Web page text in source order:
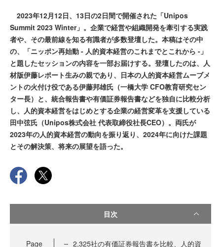
2023年12月12日、13日の2日間で開催された「Unipos
Summit 2023 Winter」。企業で経営や組織開発を牽引する実践
者や、その最前線を知る有識者が多数登壇した。本稿はその中
の、「ニッポン再始動 - 人的資本経営のこれまでとこれから -」
と題したセッションの内容を一部お届けする。登壇したのは、人
材版伊藤レポート生みの親であり、日本の人的資本経営ムーブメ
ントの火付け役である伊藤邦雄氏（一橋大学 CFO教育研究セン
ター長）と、統合報告書や有価証券報告書などを独自に比較分析
し、人的資本経営をはじめとする企業の経営変革を支援している
田中弦氏（Unipos株式会社 代表取締役社長CEO）。両氏が
2023年の人的資本経営の動向を振り返り、2024年に向けた課題
とその解決策、将来の展望を語った。
目次
Page
2,325社の有価証券報告書を比較、人的資